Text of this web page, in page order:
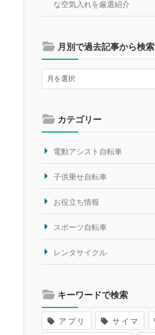
な空気入れを厳選紹介
月別で過去記事から検索
カテゴリー
電動アシスト自転車
子供乗せ自転車
お役立ち情報
スポーツ自転車
レンタサイクル
キーワードで検索
アプリ サイマ